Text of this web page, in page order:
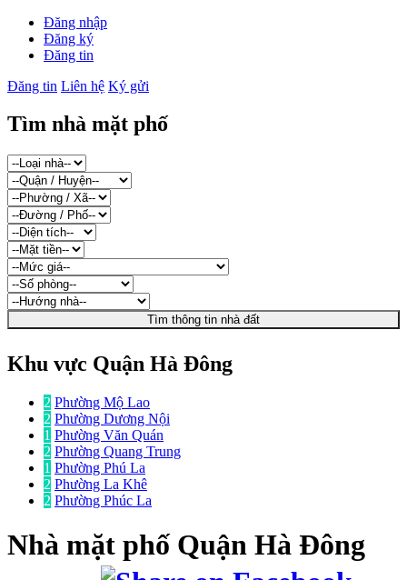
Đăng nhập
Đăng ký
Đăng tin
Đăng tin Liên hệ Ký gửi
Tìm nhà mặt phố
Tìm thông tin nhà đất
Khu vực Quận Hà Đông
2 Phường Mộ Lao
2 Phường Dương Nội
1 Phường Văn Quán
2 Phường Quang Trung
1 Phường Phú La
2 Phường La Khê
2 Phường Phúc La
Nhà mặt phố Quận Hà Đông